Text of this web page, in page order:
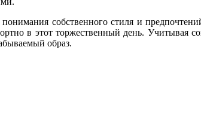
собственного стиля и
в этот торжественный день. Учитывая
образ.